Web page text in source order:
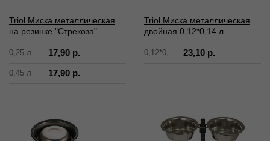
Triol Миска металлическая
на резинке "Стрекоза"
0,25 л 17,90 р.
0,45 л 17,90 р.
Triol Миска металлическая
двойная 0,12*0,14 л
0,12*0,14 л 23,10 р.